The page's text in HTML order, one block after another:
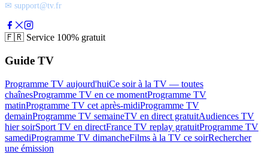
✉ support@tv.fr
🇫🇷 Service 100% gratuit
Guide TV
Programme TV aujourd'huiCe soir à la TV — toutes
chaînesProgramme TV en ce momentProgramme TV
matinProgramme TV cet après-midiProgramme TV
demainProgramme TV semaineTV en direct gratuitAudiences TV
hier soirSport TV en directFrance TV replay gratuitProgramme TV
samediProgramme TV dimancheFilms à la TV ce soirRechercher
une émission